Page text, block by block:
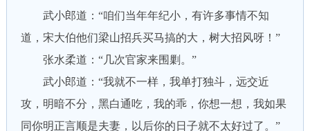
武小郎道：“咱们当年年纪小，有许多事情不知
道，宋大伯他们梁山招兵买马搞的大，树大招风呀！”
张水柔道：“几次官家来围剿。”
武小郎道：“我就不一样，我单打独斗，远交近
攻，明暗不分，黑白通吃，我的乖，你想一想，我如果
同你明正言顺是夫妻，以后你的日子就不太好过了。”